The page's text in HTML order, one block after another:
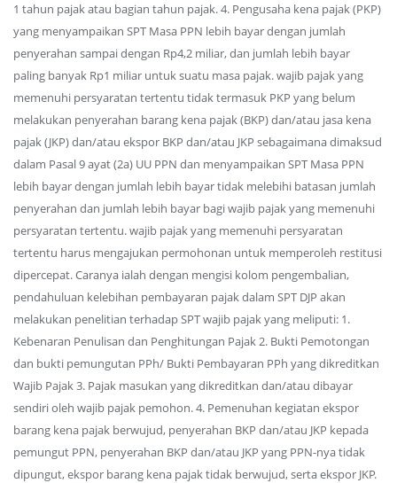
1 tahun pajak atau bagian tahun pajak. 4. Pengusaha kena pajak (PKP)
yang menyampaikan SPT Masa PPN lebih bayar dengan jumlah
penyerahan sampai dengan Rp4,2 miliar, dan jumlah lebih bayar
paling banyak Rp1 miliar untuk suatu masa pajak. wajib pajak yang
memenuhi persyaratan tertentu tidak termasuk PKP yang belum
melakukan penyerahan barang kena pajak (BKP) dan/atau jasa kena
pajak (JKP) dan/atau ekspor BKP dan/atau JKP sebagaimana dimaksud
dalam Pasal 9 ayat (2a) UU PPN dan menyampaikan SPT Masa PPN
lebih bayar dengan jumlah lebih bayar tidak melebihi batasan jumlah
penyerahan dan jumlah lebih bayar bagi wajib pajak yang memenuhi
persyaratan tertentu. wajib pajak yang memenuhi persyaratan
tertentu harus mengajukan permohonan untuk memperoleh restitusi
dipercepat. Caranya ialah dengan mengisi kolom pengembalian,
pendahuluan kelebihan pembayaran pajak dalam SPT DJP akan
melakukan penelitian terhadap SPT wajib pajak yang meliputi: 1.
Kebenaran Penulisan dan Penghitungan Pajak 2. Bukti Pemotongan
dan bukti pemungutan PPh/ Bukti Pembayaran PPh yang dikreditkan
Wajib Pajak 3. Pajak masukan yang dikreditkan dan/atau dibayar
sendiri oleh wajib pajak pemohon. 4. Pemenuhan kegiatan ekspor
barang kena pajak berwujud, penyerahan BKP dan/atau JKP kepada
pemungut PPN, penyerahan BKP dan/atau JKP yang PPN-nya tidak
dipungut, ekspor barang kena pajak tidak berwujud, serta ekspor JKP.